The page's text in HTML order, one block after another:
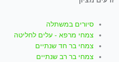
f
mסיורים במשתלה
צמחי מרפא - עלים לחליטה
צמחי בר חד שנתיים
צמחי בר רב שנתיים